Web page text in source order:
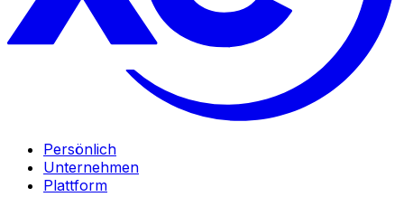
Persönlich
Unternehmen
Plattform